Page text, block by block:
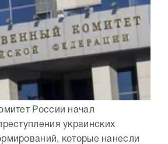
России начал
украинских
которые нанесли